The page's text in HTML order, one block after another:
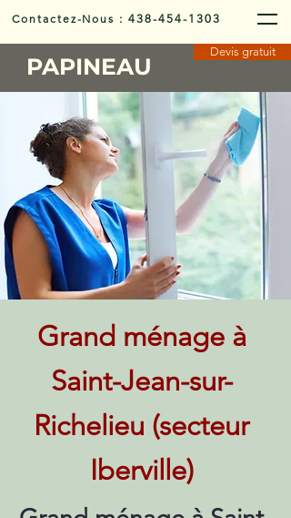
Contactez-Nous :438-454-1303
PAPINEAU
Devis gratuit
Grand ménage à
Saint-Jean-sur-
Richelieu (secteur
Iberville)